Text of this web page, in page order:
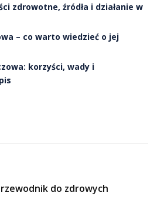
zdrowotne, źródła i działanie w
– co warto wiedzieć o jej
korzyści, wady i
do zdrowych